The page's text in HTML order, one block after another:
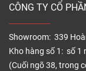
tốt nên rất
nhà xưởng,
– Ván lát sàn
vân gỗ với
CÔNG TY CỔ
Showroom: 339
Kho hàng số 1: số 1
(Cuối ngõ 38, trong